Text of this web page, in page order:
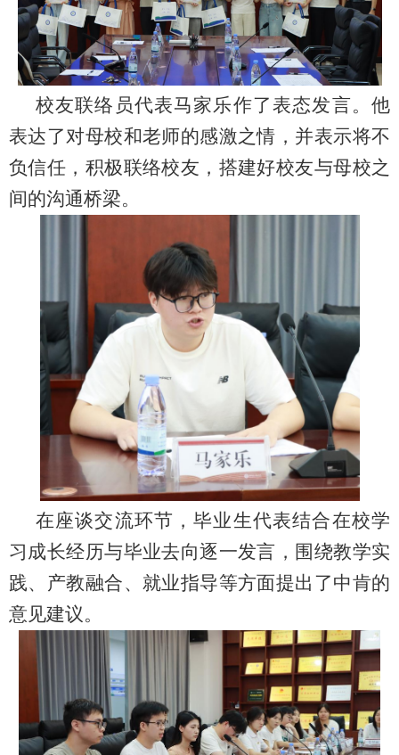
校友联络员代表马家乐作了表态发言。他
表达了对母校和老师的感激之情，并表示将不
负信任，积极联络校友，搭建好校友与母校之
间的沟通桥梁。
在座谈交流环节，毕业生代表结合在校学
习成长经历与毕业去向逐一发言，围绕教学实
践、产教融合、就业指导等方面提出了中肯的
意见建议。